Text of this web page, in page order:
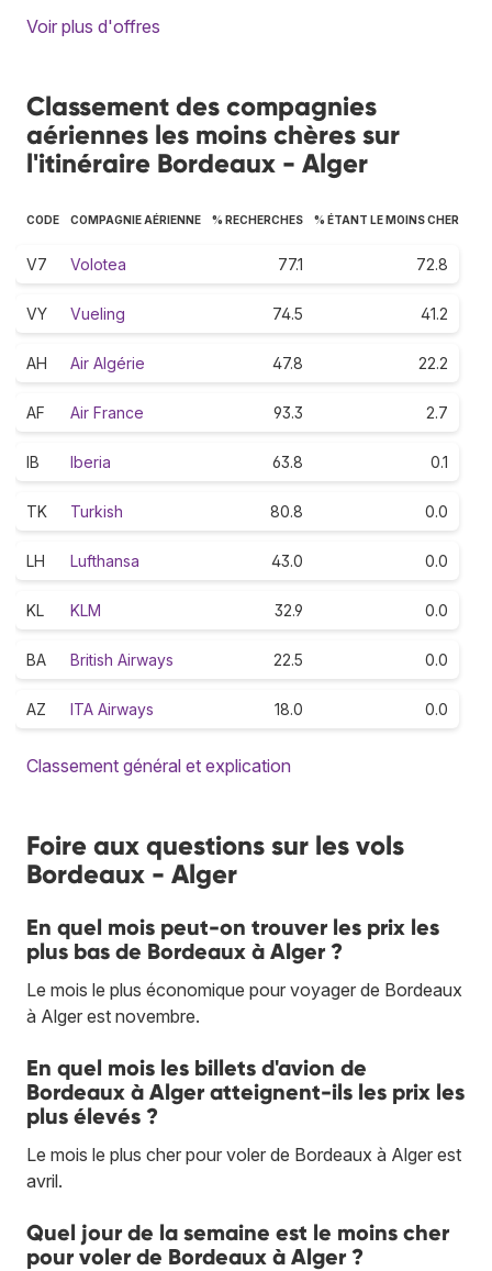
Voir plus d'offres
Classement des compagnies
aériennes les moins chères sur
l'itinéraire Bordeaux - Alger
CODE COMPAGNIE AÉRIENNE % RECHERCHES % ÉTANT LE MOINS CHER
V7 Volotea 77.1 72.8
VY Vueling 74.5 41.2
AH Air Algérie 47.8 22.2
AF Air France 93.3 2.7
IB Iberia 63.8 0.1
TK Turkish 80.8 0.0
LH Lufthansa 43.0 0.0
KL KLM 32.9 0.0
BA British Airways 22.5 0.0
AZ ITA Airways 18.0 0.0
Classement général et explication
Foire aux questions sur les vols
Bordeaux - Alger
En quel mois peut-on trouver les prix les
plus bas de Bordeaux à Alger ?
Le mois le plus économique pour voyager de Bordeaux
à Alger est novembre.
En quel mois les billets d'avion de
Bordeaux à Alger atteignent-ils les prix les
plus élevés ?
Le mois le plus cher pour voler de Bordeaux à Alger est
avril.
Quel jour de la semaine est le moins cher
pour voler de Bordeaux à Alger ?